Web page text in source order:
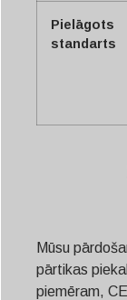
Pielāgots
standarts
Mūsu
pārtikas
piemēram,